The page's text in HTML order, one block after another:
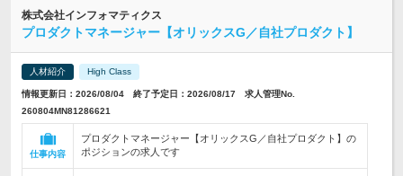
株式会社インフォマティクス
プロダクトマネージャー【オリックスG／自社プロダクト】
人材紹介 High Class
情報更新日：2026/08/04 終了予定日：2026/08/17 求人管理No.
260804MN81286621
仕事内容
プロダクトマネージャー【オリックスG／自社プロダクト】の
ポジションの求人です